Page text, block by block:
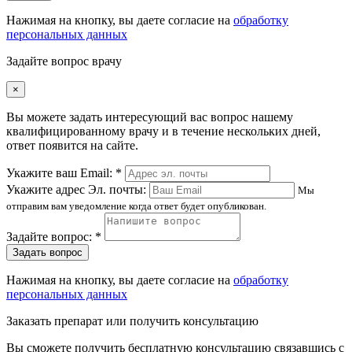
Нажимая на кнопку, вы даете согласие на обработку
персональных данных
Задайте вопрос врачу
×
Вы можете задать интересующий вас вопрос нашему
квалифицированному врачу и в течение нескольких дней,
ответ появится на сайте.
Укажите ваш Email: *
Укажите адрес Эл. почты:
Мы
отправим вам уведомление когда ответ будет опубликован.
Задайте вопрос: *
Задать вопрос
Нажимая на кнопку, вы даете согласие на обработку
персональных данных
Заказать препарат или получить консультацию
Вы сможете получить бесплатную консультацию связавшись с